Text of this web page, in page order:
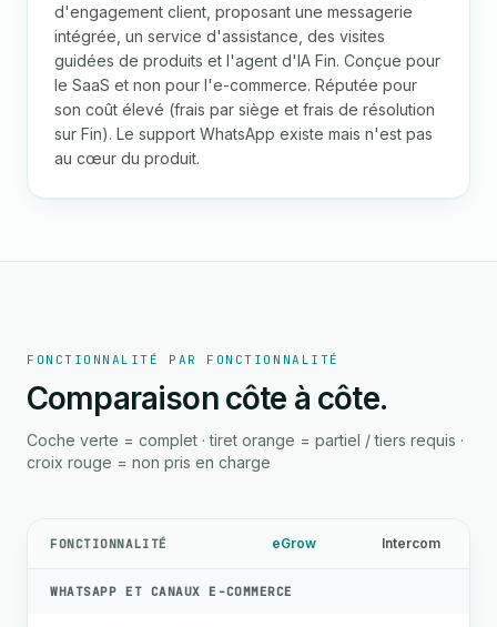
d'engagement client, proposant une messagerie
intégrée, un service d'assistance, des visites
guidées de produits et l'agent d'IA Fin. Conçue pour
le SaaS et non pour l'e-commerce. Réputée pour
son coût élevé (frais par siège et frais de résolution
sur Fin). Le support WhatsApp existe mais n'est pas
au cœur du produit.
FONCTIONNALITÉ PAR FONCTIONNALITÉ
Comparaison côte à côte.
Coche verte = complet · tiret orange = partiel / tiers requis ·
croix rouge = non pris en charge
FONCTIONNALITÉ eGrow Intercom
WHATSAPP ET CANAUX E-COMMERCE